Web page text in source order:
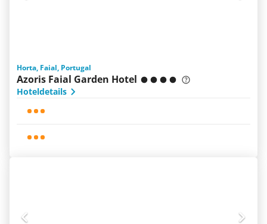
Horta, Faial, Portugal
Azoris Faial Garden Hotel
Hoteldetails